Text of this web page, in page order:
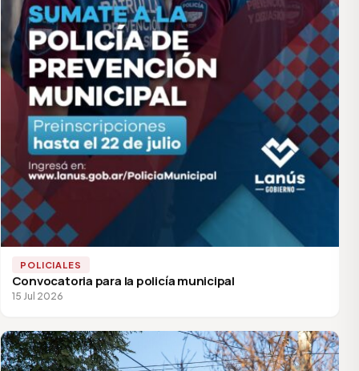
POLICIALES
Convocatoria para la policía municipal
15 Jul 2026